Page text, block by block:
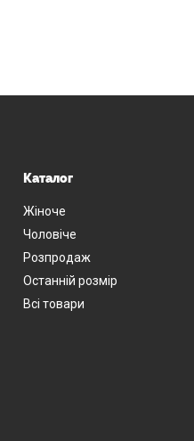
Каталог
Жіноче
Чоловіче
Розпродаж
Останній розмір
Всі товари